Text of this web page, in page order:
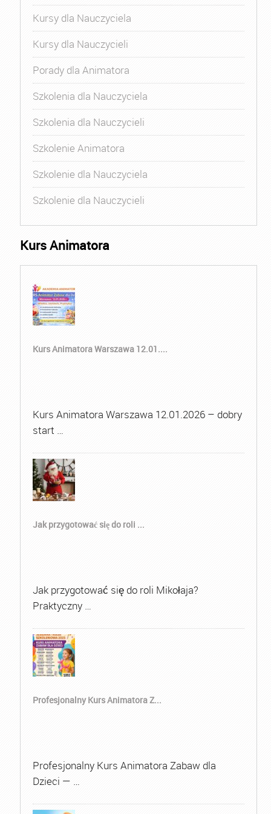
Kursy dla Nauczyciela
Kursy dla Nauczycieli
Porady dla Animatora
Szkolenia dla Nauczyciela
Szkolenia dla Nauczycieli
Szkolenie Animatora
Szkolenie dla Nauczyciela
Szkolenie dla Nauczycieli
Kurs Animatora
Kurs Animatora Warszawa 12.01....
Kurs Animatora Warszawa 12.01.2026 – dobry
start …
Jak przygotować się do roli ...
Jak przygotować się do roli Mikołaja?
Praktyczny …
Profesjonalny Kurs Animatora Z...
Profesjonalny Kurs Animatora Zabaw dla
Dzieci — …